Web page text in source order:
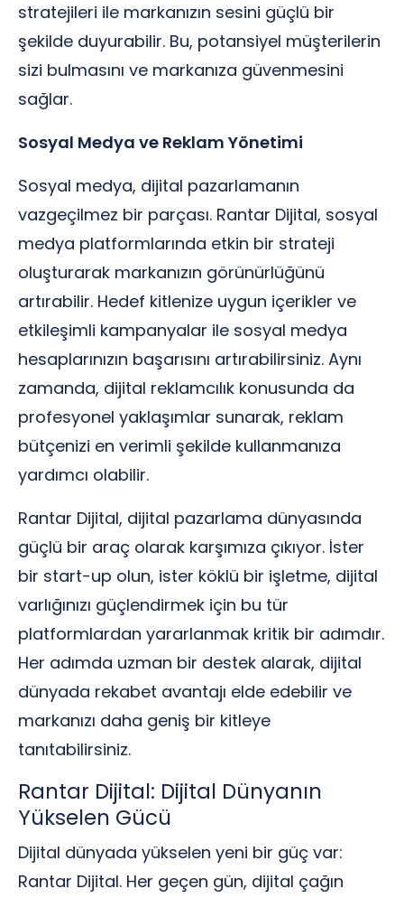
stratejileri ile markanızın sesini güçlü bir
şekilde duyurabilir. Bu, potansiyel müşterilerin
sizi bulmasını ve markanıza güvenmesini
sağlar.
Sosyal Medya ve Reklam Yönetimi
Sosyal medya, dijital pazarlamanın
vazgeçilmez bir parçası. Rantar Dijital, sosyal
medya platformlarında etkin bir strateji
oluşturarak markanızın görünürlüğünü
artırabilir. Hedef kitlenize uygun içerikler ve
etkileşimli kampanyalar ile sosyal medya
hesaplarınızın başarısını artırabilirsiniz. Aynı
zamanda, dijital reklamcılık konusunda da
profesyonel yaklaşımlar sunarak, reklam
bütçenizi en verimli şekilde kullanmanıza
yardımcı olabilir.
Rantar Dijital, dijital pazarlama dünyasında
güçlü bir araç olarak karşımıza çıkıyor. İster
bir start-up olun, ister köklü bir işletme, dijital
varlığınızı güçlendirmek için bu tür
platformlardan yararlanmak kritik bir adımdır.
Her adımda uzman bir destek alarak, dijital
dünyada rekabet avantajı elde edebilir ve
markanızı daha geniş bir kitleye
tanıtabilirsiniz.
Rantar Dijital: Dijital Dünyanın
Yükselen Gücü
Dijital dünyada yükselen yeni bir güç var:
Rantar Dijital. Her geçen gün, dijital çağın